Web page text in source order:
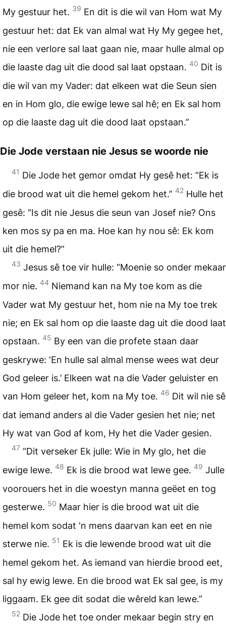
My gestuur het. 39 En dit is die wil van Hom wat My
gestuur het: dat Ek van almal wat Hy My gegee het,
nie een verlore sal laat gaan nie, maar hulle almal op
die laaste dag uit die dood sal laat opstaan. 40 Dit is
die wil van my Vader: dat elkeen wat die Seun sien
en in Hom glo, die ewige lewe sal hê; en Ek sal hom
op die laaste dag uit die dood laat opstaan.”
Die Jode verstaan nie Jesus se woorde nie
41 Die Jode het gemor omdat Hy gesê het: “Ek is
die brood wat uit die hemel gekom het.” 42 Hulle het
gesê: “Is dit nie Jesus die seun van Josef nie? Ons
ken mos sy pa en ma. Hoe kan hy nou sê: Ek kom
uit die hemel?”
43 Jesus sê toe vir hulle: “Moenie so onder mekaar
mor nie. 44 Niemand kan na My toe kom as die
Vader wat My gestuur het, hom nie na My toe trek
nie; en Ek sal hom op die laaste dag uit die dood laat
opstaan. 45 By een van die profete staan daar
geskrywe: ‘En hulle sal almal mense wees wat deur
God geleer is.’ Elkeen wat na die Vader geluister en
van Hom geleer het, kom na My toe. 46 Dit wil nie sê
dat iemand anders al die Vader gesien het nie; net
Hy wat van God af kom, Hy het die Vader gesien.
47 “Dit verseker Ek julle: Wie in My glo, het die
ewige lewe. 48 Ek is die brood wat lewe gee. 49 Julle
voorouers het in die woestyn manna geëet en tog
gesterwe. 50 Maar hier is die brood wat uit die
hemel kom sodat 'n mens daarvan kan eet en nie
sterwe nie. 51 Ek is die lewende brood wat uit die
hemel gekom het. As iemand van hierdie brood eet,
sal hy ewig lewe. En die brood wat Ek sal gee, is my
liggaam. Ek gee dit sodat die wêreld kan lewe.”
52 Die Jode het toe onder mekaar begin stry en